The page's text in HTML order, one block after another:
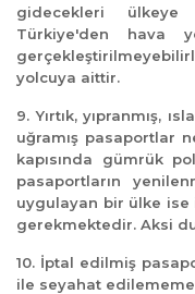
gidecekleri ülkeye
Türkiye'den hava
yolcuya aittir.
9. Yırtık, yıpranmış,
uğramış pasaportlar
kapısında gümrük
pasaportların
uygulayan bir ülke ise
gerekmektedir. Aksi
10. İptal edilmiş
ile seyahat